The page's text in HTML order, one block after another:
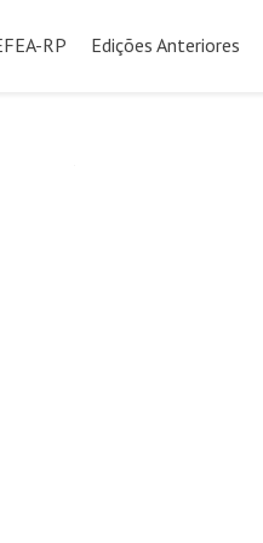
RP Edições Anteriores